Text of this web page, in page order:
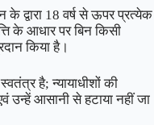
के द्वारा 18 वर्ष से ऊपर प्रत्येक
के आधार पर बिन किसी
किया है।
स्वतंत्र है; न्यायाधीशों की
उन्हें आसानी से हटाया नहीं जा